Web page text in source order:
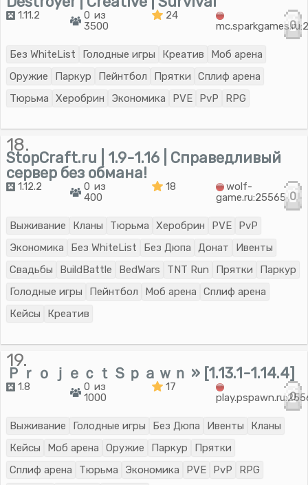
1.11.2
0 из
3500
24
0
Без WhiteList Голодные игры Креатив
Моб арена
Оружие
Паркур Пейнтбол Прятки
Сплиф арена
Тюрьма
Херобрин Экономика PVE PvP RPG
18.
StopCraft.ru | 1.9-1.16 | Справедливый
сервер без обмана!
1.12.2
0 из
400
18
wolf-
game.ru:25565 0
Выживание Кланы Тюрьма Херобрин PVE
PvP
Экономика
Без WhiteList Без Дюпа Донат
Ивенты
Свадьбы
BuildBattle BedWars TNT Run Прятки
Паркур
Голодные игры
Пейнтбол Моб арена
Сплиф арена
Кейсы
Креатив
19.
ＰｒｏｊｅｃｔＳｐａｗｎ » [1.13.1-1.14.4]
1.8
0 из
1000
17
0
Выживание Голодные игры Без Дюпа Ивенты
Кланы
Кейсы
Моб арена Оружие Паркур
Прятки
Сплиф арена
Тюрьма Экономика PVE PvP
RPG